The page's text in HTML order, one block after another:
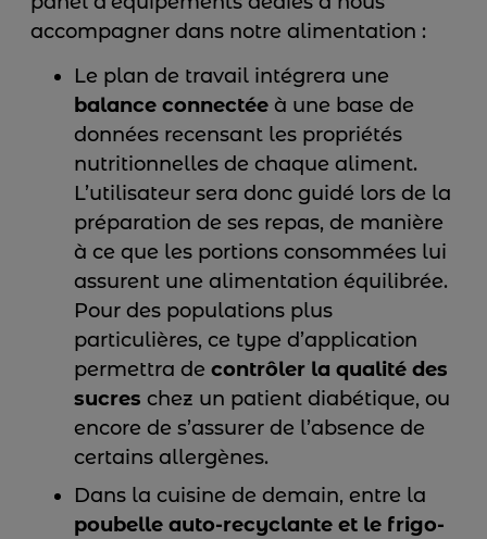
accompagner dans notre alimentation :
Le plan de travail intégrera une
balance connectée à une base de
données recensant les propriétés
nutritionnelles de chaque aliment.
L’utilisateur sera donc guidé lors de la
préparation de ses repas, de manière
à ce que les portions consommées lui
assurent une alimentation équilibrée.
Pour des populations plus
particulières, ce type d’application
permettra de contrôler la qualité des
sucres chez un patient diabétique, ou
encore de s’assurer de l’absence de
certains allergènes.
Dans la cuisine de demain, entre la
poubelle auto-recyclante et le frigo-